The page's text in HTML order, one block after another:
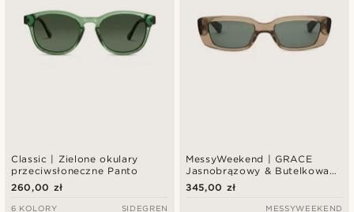
Classic | Zielone okulary
przeciwsłoneczne Panto
260,00 zł
6 KOLORY SIDEGREN
MessyWeekend | GRACE
Jasnobrązowy & Butelkowa
zieleń
345,00 zł
MESSYWEEKEND